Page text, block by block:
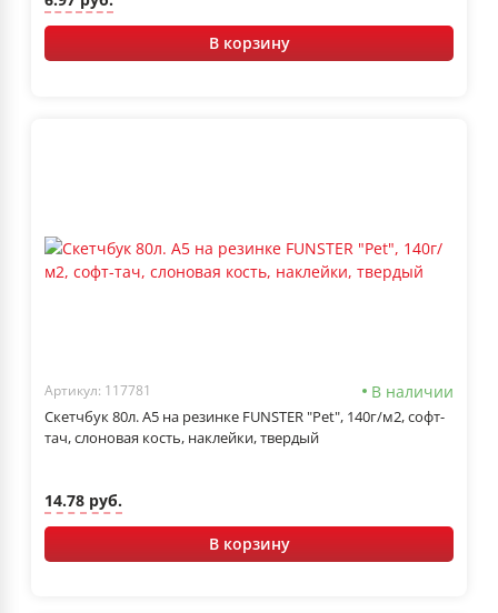
В корзину
Артикул: 117781 В наличии
Скетчбук 80л. А5 на резинке FUNSTER "Pet", 140г/м2, софт-
тач, слоновая кость, наклейки, твердый
14.78 руб.
В корзину